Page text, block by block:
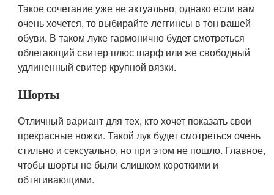
Такое сочетание уже не актуально, однако если вам
очень хочется, то выбирайте леггинсы в тон вашей
обуви. В таком луке гармонично будет смотреться
облегающий свитер плюс шарф или же свободный
удлиненный свитер крупной вязки.
Шорты
Отличный вариант для тех, кто хочет показать свои
прекрасные ножки. Такой лук будет смотреться очень
стильно и сексуально, но при этом не пошло. Главное,
чтобы шорты не были слишком короткими и
обтягивающими.